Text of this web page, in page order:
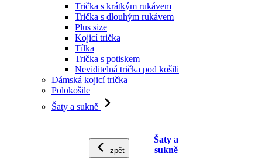
Trička s krátkým rukávem
Trička s dlouhým rukávem
Plus size
Kojicí trička
Tílka
Trička s potiskem
Neviditelná trička pod košili
Dámská kojicí trička
Polokošile
Šaty a sukně
zpět
Šaty a
sukně